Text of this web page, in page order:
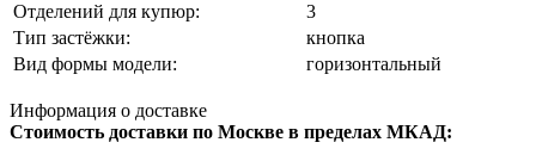
Отделений для купюр:
3
Тип застёжки:
кнопка
Вид формы модели:
горизонтальный
Информация о доставке
Стоимость доставки по Москве в пределах МКАД: